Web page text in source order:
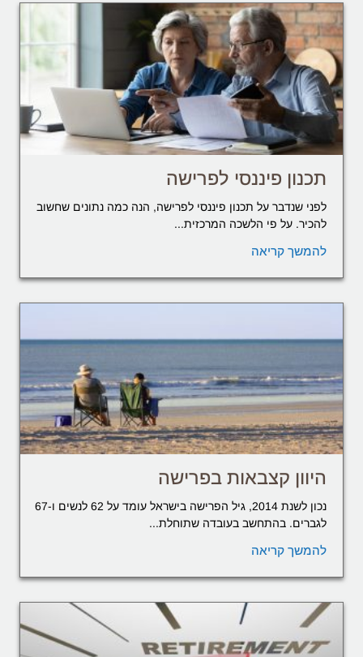
תכנון פיננסי לפרישה
לפני שנדבר על תכנון פיננסי לפרישה, הנה כמה נתונים שחשוב
להכיר. על פי הלשכה המרכזית...
להמשך קריאה
היוון קצבאות בפרישה
נכון לשנת 2014, גיל הפרישה בישראל עומד על 62 לנשים ו-67
לגברים. בהתחשב בעובדה שתוחלת...
להמשך קריאה